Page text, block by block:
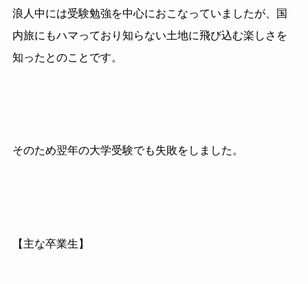
浪人中には受験勉強を中心におこなっていましたが、国
内旅にもハマっており知らない土地に飛び込む楽しさを
知ったとのことです。
そのため翌年の大学受験でも失敗をしました。
【主な卒業生】